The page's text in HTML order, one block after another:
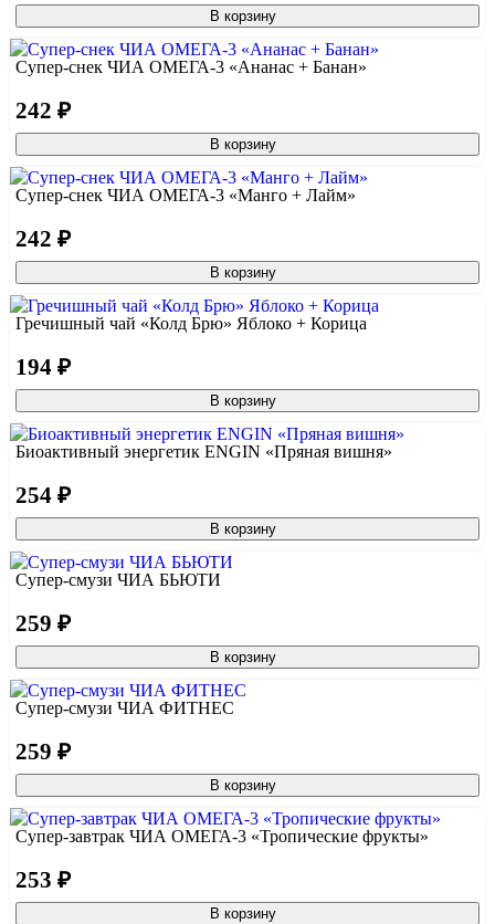
В корзину
Супер-снек ЧИА ОМЕГА-3 «Ананас + Банан»
242 ₽
В корзину
Супер-снек ЧИА ОМЕГА-3 «Манго + Лайм»
242 ₽
В корзину
Гречишный чай «Колд Брю» Яблоко + Корица
194 ₽
В корзину
Биоактивный энергетик ENGIN «Пряная вишня»
254 ₽
В корзину
Супер-смузи ЧИА БЬЮТИ
259 ₽
В корзину
Супер-смузи ЧИА ФИТНЕС
259 ₽
В корзину
Супер-завтрак ЧИА ОМЕГА-3 «Тропические фрукты»
253 ₽
В корзину